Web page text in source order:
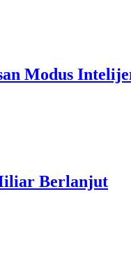
Modus
Berlanjut